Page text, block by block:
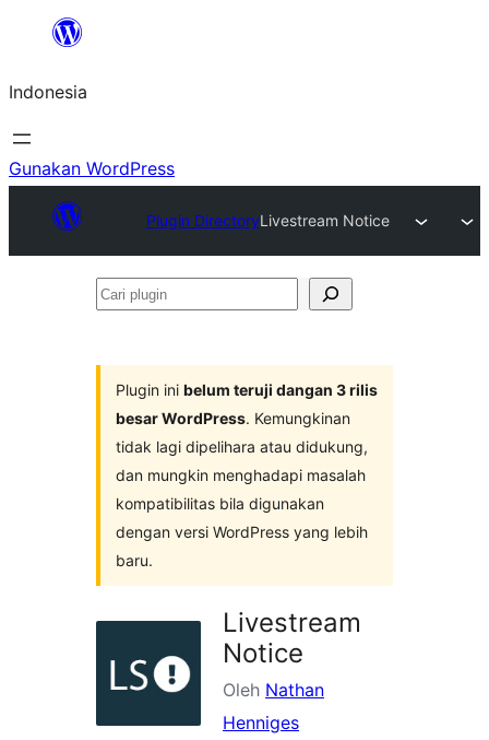
Lewati
konten
Indonesia
Gunakan WordPress
Plugin DirectoryLivestream Notice
Cari
Plugin ini belum teruji dangan 3 rilis
besar WordPress. Kemungkinan
tidak lagi dipelihara atau didukung,
dan mungkin menghadapi masalah
kompatibilitas bila digunakan
dengan versi WordPress yang lebih
baru.
Livestream
Notice
Oleh Nathan
Henniges